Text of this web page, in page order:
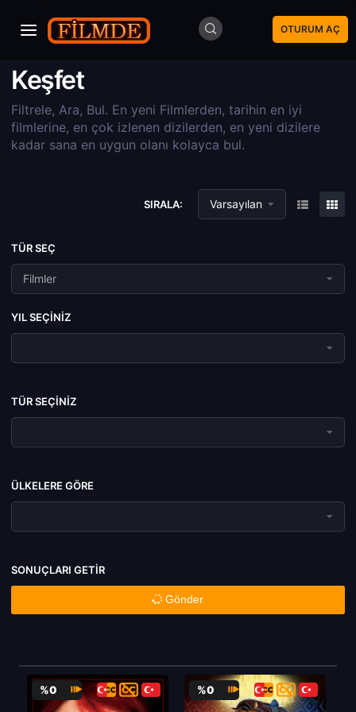
OTURUM AÇ
Keşfet
Filtrele, Ara, Bul. En yeni Filmlerden, tarihin en iyi
filmlerine, en çok izlenen dizilerden, en yeni dizilere
kadar sana en uygun olanı kolayca bul.
SIRALA: Varsayılan
TÜR SEÇ
Filmler
YIL SEÇINIZ
TÜR SEÇINIZ
ÜLKELERE GÖRE
SONUÇLARI GETIR
Gönder
%0 %0